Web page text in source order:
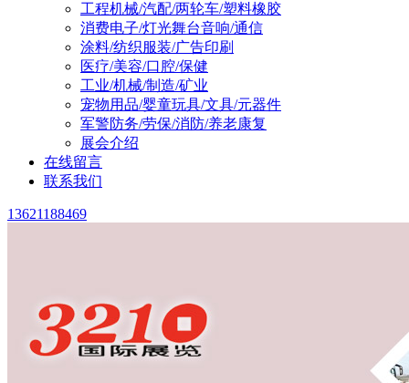
工程机械/汽配/两轮车/塑料橡胶
消费电子/灯光舞台音响/通信
涂料/纺织服装/广告印刷
医疗/美容/口腔/保健
工业/机械/制造/矿业
宠物用品/婴童玩具/文具/元器件
军警防务/劳保/消防/养老康复
展会介绍
在线留言
联系我们
13621188469